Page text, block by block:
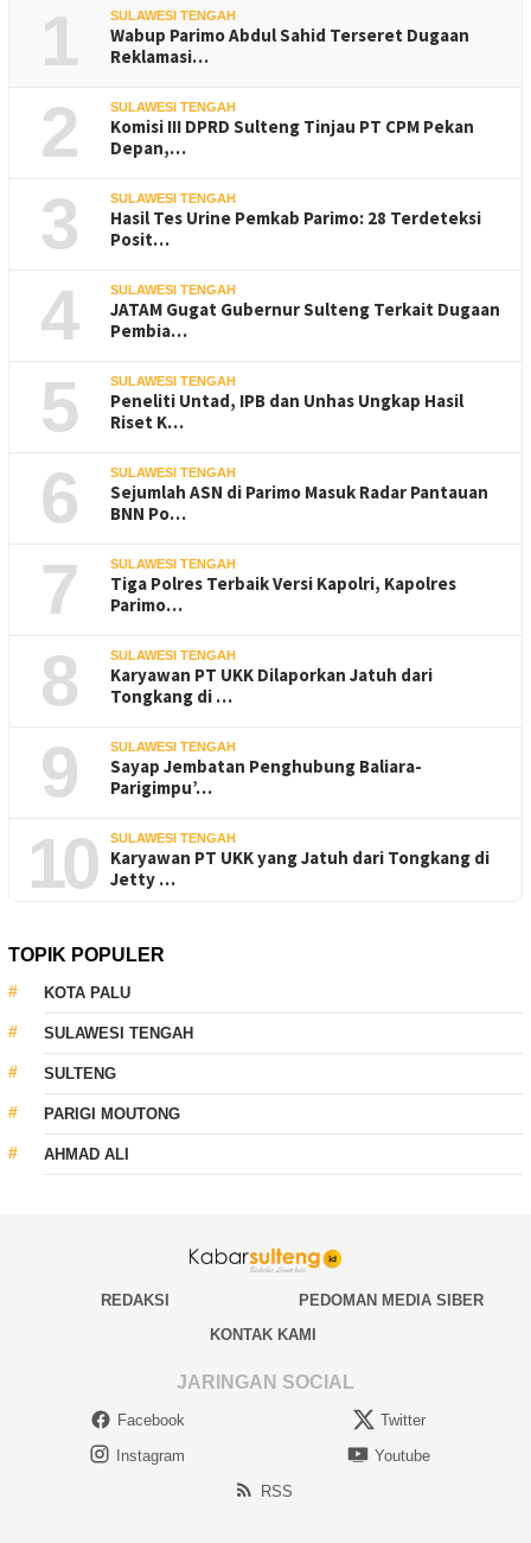
1 SULAWESI TENGAH
Wabup Parimo Abdul Sahid Terseret Dugaan
Reklamasi…
2 SULAWESI TENGAH
Komisi III DPRD Sulteng Tinjau PT CPM Pekan
Depan,…
3 SULAWESI TENGAH
Hasil Tes Urine Pemkab Parimo: 28 Terdeteksi
Posit…
4 SULAWESI TENGAH
JATAM Gugat Gubernur Sulteng Terkait Dugaan
Pembia…
5 SULAWESI TENGAH
Peneliti Untad, IPB dan Unhas Ungkap Hasil
Riset K…
6 SULAWESI TENGAH
Sejumlah ASN di Parimo Masuk Radar Pantauan
BNN Po…
7 SULAWESI TENGAH
Tiga Polres Terbaik Versi Kapolri, Kapolres
Parimo…
8 SULAWESI TENGAH
Karyawan PT UKK Dilaporkan Jatuh dari
Tongkang di …
9 SULAWESI TENGAH
Sayap Jembatan Penghubung Baliara-
Parigimpu’…
10 SULAWESI TENGAH
Karyawan PT UKK yang Jatuh dari Tongkang di
Jetty …
TOPIK POPULER
KOTA PALU
SULAWESI TENGAH
SULTENG
PARIGI MOUTONG
AHMAD ALI
REDAKSI
PEDOMAN MEDIA SIBER
KONTAK KAMI
JARINGAN SOCIAL
Facebook
Twitter
Instagram
Youtube
RSS